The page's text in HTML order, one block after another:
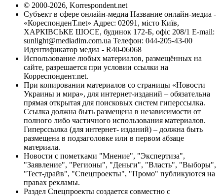
© 2000-2026, Korrespondent.net
Субъект в сфере онлайн-медиа Название онлайн-медиа -
«КореспонденТ.net» Адрес: 02091, місто Київ,
ХАРКІВСЬКЕ ШОСЕ, будинок 172-Б, офіс 208/1 E-mail:
sunlight@mediadim.com.ua Телефон: 044-205-43-00
Идентификатор медиа - R40-06068
Использование любых материалов, размещённых на
сайте, разрешается при условии ссылки на
Корреспондент.net.
При копировании материалов со страницы «Новости
Украины и мира», для интернет-изданий – обязательна
прямая открытая для поисковых систем гиперссылка.
Ссылка должна быть размещена в независимости от
полного либо частичного использования материалов.
Гиперссылка (для интернет- изданий) – должна быть
размещена в подзаголовке или в первом абзаце
материала.
Новости с пометками "Мнение", "Экспертиза",
"Заявление", "Регионы", "Деньги", "Власть", "Выборы",
"Тест-драйв", "Спецпроекты", "Промо" публикуются на
правах рекламы.
Раздел Спецпроекты создается совместно с